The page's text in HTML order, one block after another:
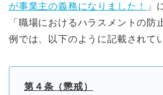
が事業主の義務になりました！
」
「職場におけるハラスメントの防
例では、以下のように記載されて
第４条（懲戒）